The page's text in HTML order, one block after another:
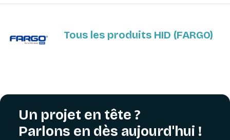
Tous les produits HID (FARGO)
Un projet en tête ?
Parlons en dès aujourd'hui !